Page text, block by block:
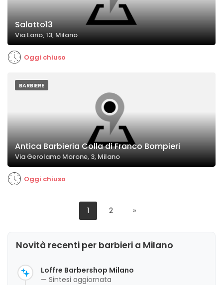
Salotto13
Via Lario, 13, Milano
Oggi chiuso
BARBIERE
Antica Barbieria Colla di Franco Bompieri
Via Gerolamo Morone, 3, Milano
Oggi chiuso
1 2 »
Novità recenti per barbieri a Milano
Loffre Barbershop Milano
— Sintesi aggiornata